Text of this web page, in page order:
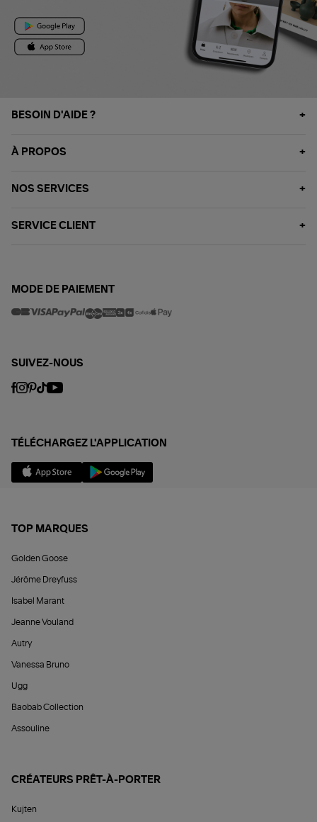
BESOIN D'AIDE ?
À PROPOS
NOS SERVICES
SERVICE CLIENT
MODE DE PAIEMENT
SUIVEZ-NOUS
TÉLÉCHARGEZ L'APPLICATION
TOP MARQUES
Golden Goose
Jérôme Dreyfuss
Isabel Marant
Jeanne Vouland
Autry
Vanessa Bruno
Ugg
Baobab Collection
Assouline
CRÉATEURS PRÊT-À-PORTER
Kujten